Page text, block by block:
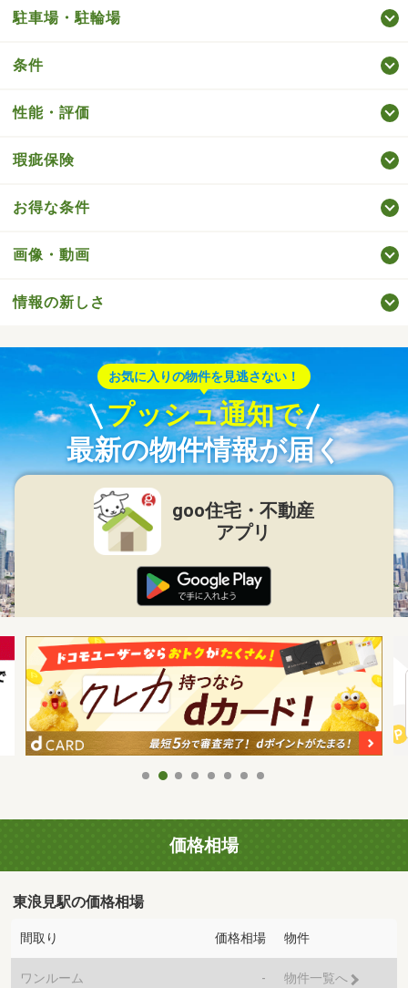
駐車場・駐輪場
条件
性能・評価
瑕疵保険
お得な条件
画像・動画
情報の新しさ
お気に入りの物件を見逃さない！
プッシュ通知で
最新の物件情報が届く
goo住宅・不動産
アプリ
価格相場
東浪見駅の価格相場
間取り 価格相場 物件
ワンルーム - 物件一覧へ